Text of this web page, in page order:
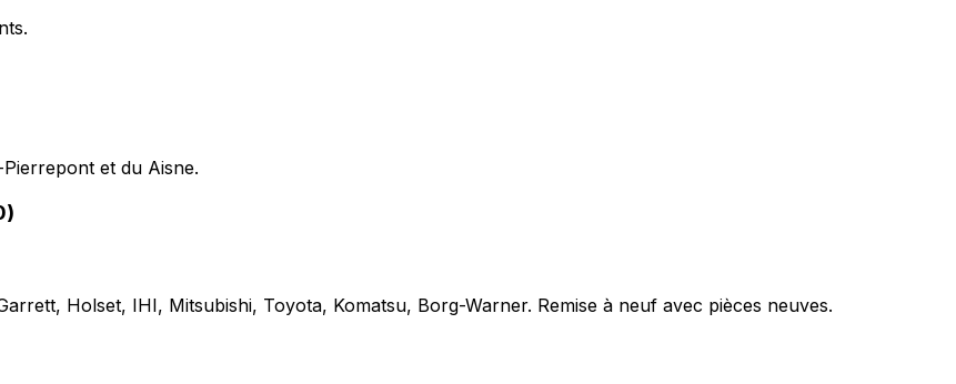
et du Aisne.
Holset, IHI, Mitsubishi, Toyota, Komatsu, Borg-Warner. Remise à neuf avec pièces neuves.